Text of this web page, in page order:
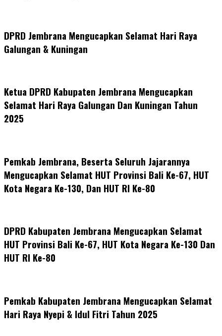
DPRD Jembrana Mengucapkan Selamat Hari Raya
Galungan & Kuningan
Ketua DPRD Kabupaten Jembrana Mengucapkan
Selamat Hari Raya Galungan Dan Kuningan Tahun
2025
Pemkab Jembrana, Beserta Seluruh Jajarannya
Mengucapkan Selamat HUT Provinsi Bali Ke-67, HUT
Kota Negara Ke-130, Dan HUT RI Ke-80
DPRD Kabupaten Jembrana Mengucapkan Selamat
HUT Provinsi Bali Ke-67, HUT Kota Negara Ke-130 Dan
HUT RI Ke-80
Pemkab Kabupaten Jembrana Mengucapkan Selamat
Hari Raya Nyepi & Idul Fitri Tahun 2025